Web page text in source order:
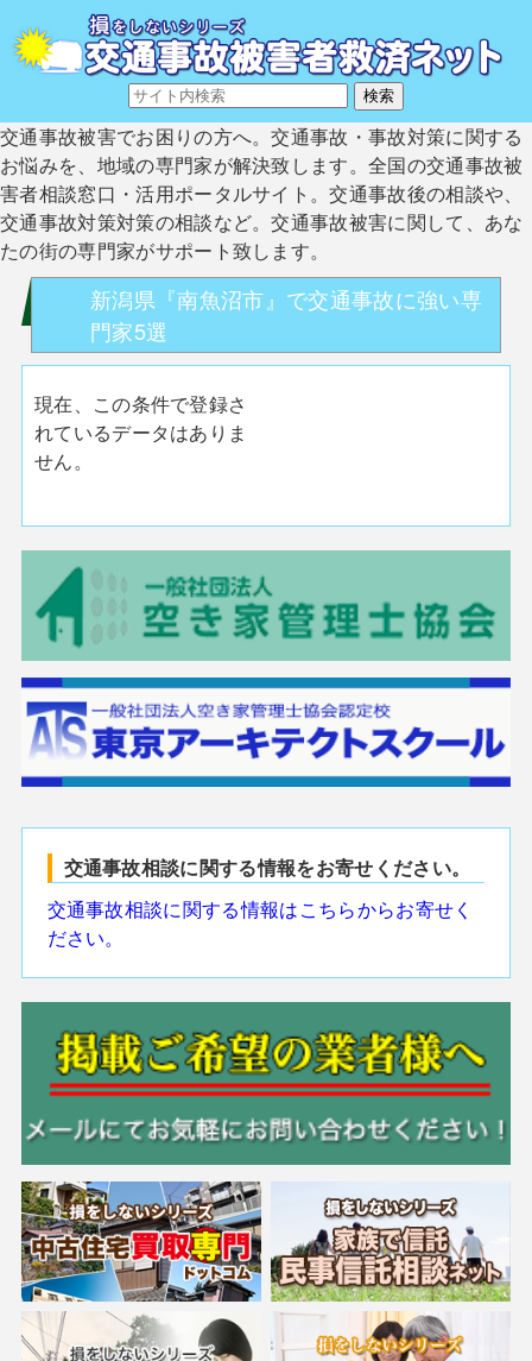
交通事故被害でお困りの方へ。交通事故・事故対策に関する
お悩みを、地域の専門家が解決致します。全国の交通事故被
害者相談窓口・活用ポータルサイト。交通事故後の相談や、
交通事故対策対策の相談など。交通事故被害に関して、あな
たの街の専門家がサポート致します。
新潟県『南魚沼市』で交通事故に強い専
門家5選
現在、この条件で登録さ
れているデータはありま
せん。
交通事故相談に関する情報をお寄せください。
交通事故相談に関する情報はこちらからお寄せく
ださい。